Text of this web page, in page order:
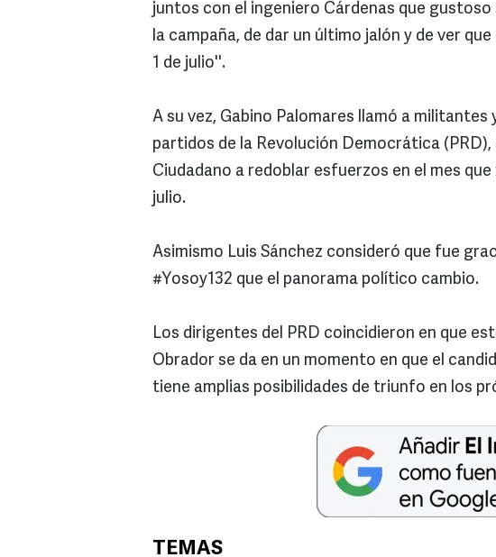
juntos con el ingeniero Cárdenas que
la campaña, de dar un último jalón y de ver
1 de julio''.
A su vez, Gabino Palomares llamó a
partidos de la Revolución Democrática
Ciudadano a redoblar esfuerzos en el mes
julio.
Asimismo Luis Sánchez consideró que fue
#Yosoy132 que el panorama político cambio.
Los dirigentes del PRD coincidieron en que
Obrador se da en un momento en que el
tiene amplias posibilidades de triunfo en los
TEMAS